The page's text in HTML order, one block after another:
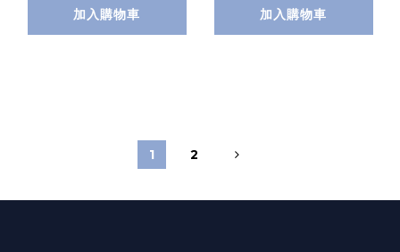
加入購物車 加入購物車
1 2